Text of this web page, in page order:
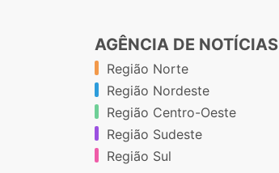
AGÊNCIA DE NOTÍCIAS
Região Norte
Região Nordeste
Região Centro-Oeste
Região Sudeste
Região Sul